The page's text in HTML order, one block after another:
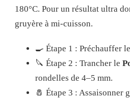
180°C. Pour un résultat ultra
gruyère à mi-cuisson.
🍳 Étape 1 : Préchauffer
🔪 Étape 2 : Trancher le
rondelles de 4–5 mm.
🧂 Étape 3 : Assaisonner